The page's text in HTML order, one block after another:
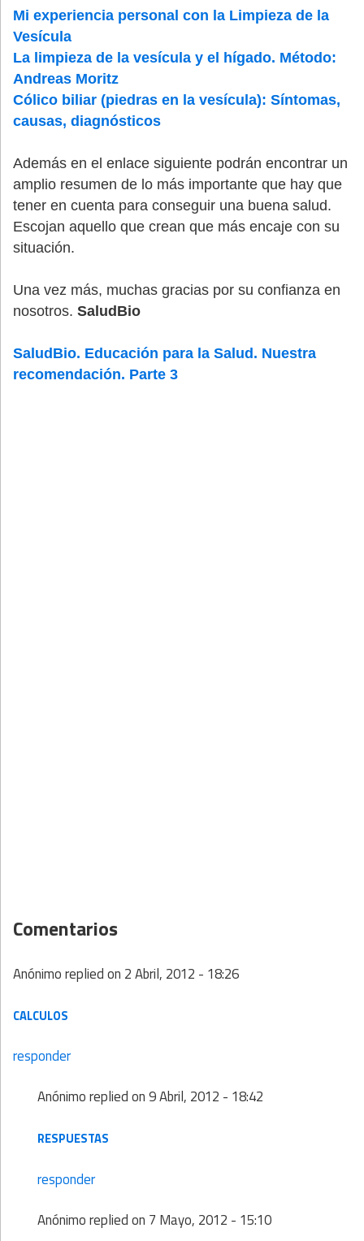
Mi experiencia personal con la Limpieza de la
Vesícula
La limpieza de la vesícula y el hígado. Método:
Andreas Moritz
Cólico biliar (piedras en la vesícula): Síntomas,
causas, diagnósticos
Además en el enlace siguiente podrán encontrar un
amplio resumen de lo más importante que hay que
tener en cuenta para conseguir una buena salud.
Escojan aquello que crean que más encaje con su
situación.
Una vez más, muchas gracias por su confianza en
nosotros. SaludBio
SaludBio. Educación para la Salud. Nuestra
recomendación. Parte 3
Comentarios
Anónimoreplied on 2 Abril, 2012 - 18:26
CALCULOS
responder
Anónimoreplied on9 Abril, 2012 - 18:42
RESPUESTAS
responder
Anónimoreplied on 7 Mayo, 2012 - 15:10